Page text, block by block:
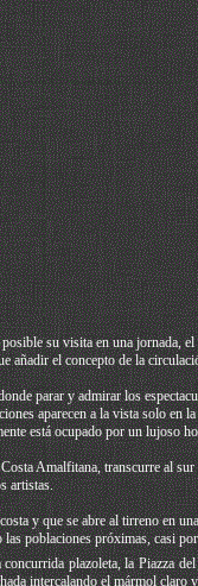
su visita en una jornada,
añadir el concepto de la
parar y admirar los
aparecen a la vista solo en
está ocupado por un lujoso
Amalfitana, transcurre al
artistas.
y que se abre al tirreno en
poblaciones próximas, casi
plazoleta, la Piazza
intercalando el mármol claro